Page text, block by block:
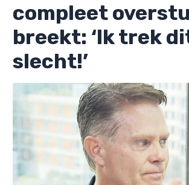
compleet
breekt: ‘Ik trek
slecht!’